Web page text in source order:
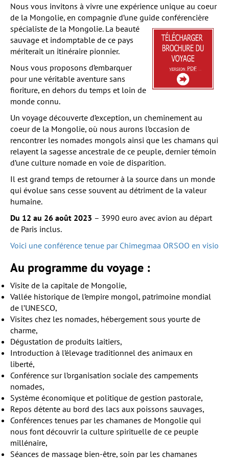
Nous vous invitons à vivre une expérience unique au coeur
de la Mongolie, en compagnie d’une guide conférencière
spécialiste de la Mongolie. La beauté
sauvage et indomptable de ce pays
mériterait un itinéraire pionnier.
Nous vous proposons d’embarquer
pour une véritable aventure sans
fioriture, en dehors du temps et loin de
monde connu.
Un voyage découverte d’exception, un cheminement au
coeur de la Mongolie, où nous aurons l’occasion de
rencontrer les nomades mongols ainsi que les chamans qui
relayent la sagesse ancestrale de ce peuple, dernier témoin
d’une culture nomade en voie de disparition.
Il est grand temps de retourner à la source dans un monde
qui évolue sans cesse souvent au détriment de la valeur
humaine.
Du 12 au 26 août 2023 – 3990 euro avec avion au départ
de Paris inclus.
Voici une conférence tenue par Chimegmaa ORSOO en visio
Au programme du voyage :
Visite de la capitale de Mongolie,
Vallée historique de l’empire mongol, patrimoine mondial
de l’UNESCO,
Visites chez les nomades, hébergement sous yourte de
charme,
Dégustation de produits laitiers,
Introduction à l’élevage traditionnel des animaux en
liberté,
Conférence sur l’organisation sociale des campements
nomades,
Système économique et politique de gestion pastorale,
Repos détente au bord des lacs aux poissons sauvages,
Conférences tenues par les chamanes de Mongolie qui
nous font découvrir la culture spirituelle de ce peuple
millénaire,
Séances de massage bien-être, soin par les chamanes